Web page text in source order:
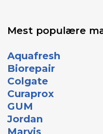
Mest populære
Aquafresh
Biorepair
Colgate
Curaprox
GUM
Jordan
Marvis